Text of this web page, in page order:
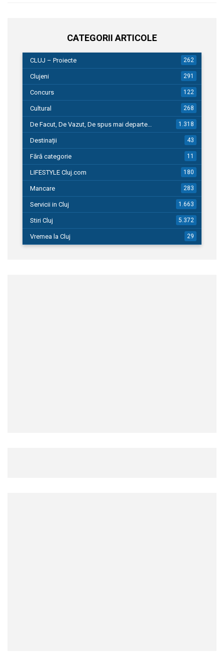
CATEGORII ARTICOLE
CLUJ – Proiecte 262
Clujeni 291
Concurs 122
Cultural 268
De Facut, De Vazut, De spus mai departe… 1.318
Destinații 43
Fără categorie 11
LIFESTYLE Cluj.com 180
Mancare 283
Servicii in Cluj 1.663
Stiri Cluj 5.372
Vremea la Cluj 29